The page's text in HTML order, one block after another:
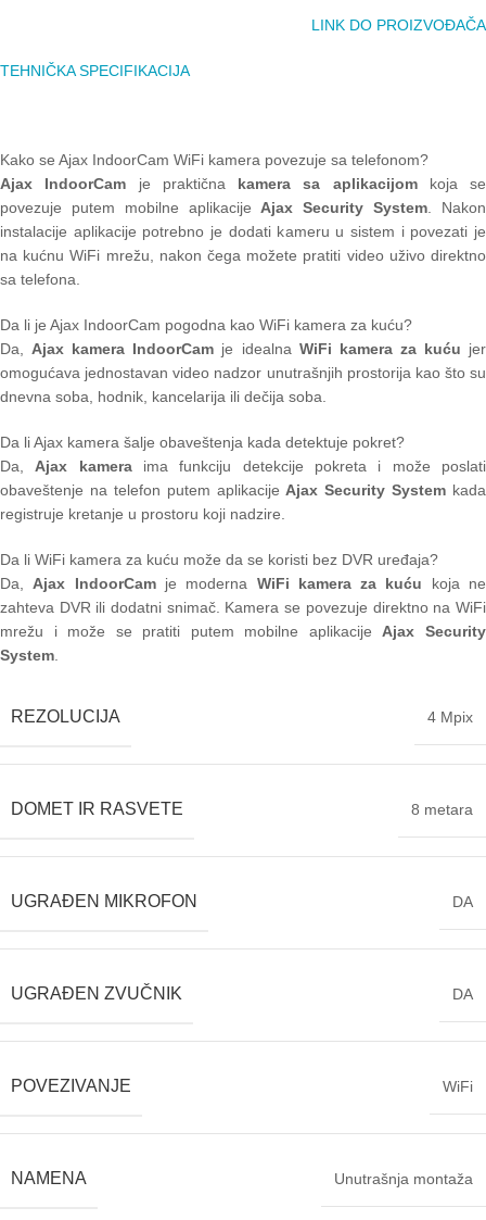
LINK DO PROIZVOĐAČA
TEHNIČKA SPECIFIKACIJA
Kako se Ajax IndoorCam WiFi kamera povezuje sa telefonom?
Ajax IndoorCam je praktična kamera sa aplikacijomkoja se
povezuje putem mobilne aplikacijeAjax Security System. Nakon
instalacije aplikacije potrebno je dodati kameru u sistem i povezati je
na kućnu WiFi mrežu, nakon čega možete pratiti video uživo direktno
sa telefona.
Da li je Ajax IndoorCam pogodna kao WiFi kamera za kuću?
Da,Ajax kamera IndoorCam je idealna WiFi kamera za kuću jer
omogućava jednostavan video nadzor unutrašnjih prostorija kao što su
dnevna soba, hodnik, kancelarija ili dečija soba.
Da li Ajax kamera šalje obaveštenja kada detektuje pokret?
Da,Ajax kameraima funkciju detekcije pokreta i može poslati
obaveštenje na telefon putem aplikacijeAjax Security System kada
registruje kretanje u prostoru koji nadzire.
Da li WiFi kamera za kuću može da se koristi bez DVR uređaja?
Da,Ajax IndoorCamje moderna WiFi kamera za kuću koja ne
zahteva DVR ili dodatni snimač. Kamera se povezuje direktno na WiFi
mrežu i može se pratiti putem mobilne aplikacijeAjax Security
System.
REZOLUCIJA 4 Mpix
DOMET IR RASVETE 8 metara
UGRAĐEN MIKROFON DA
UGRAĐEN ZVUČNIK DA
POVEZIVANJE WiFi
NAMENA Unutrašnja montaža